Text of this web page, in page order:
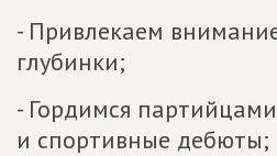
- Привлекаем
глубинки;
- Гордимся
и спортивные дебюты;